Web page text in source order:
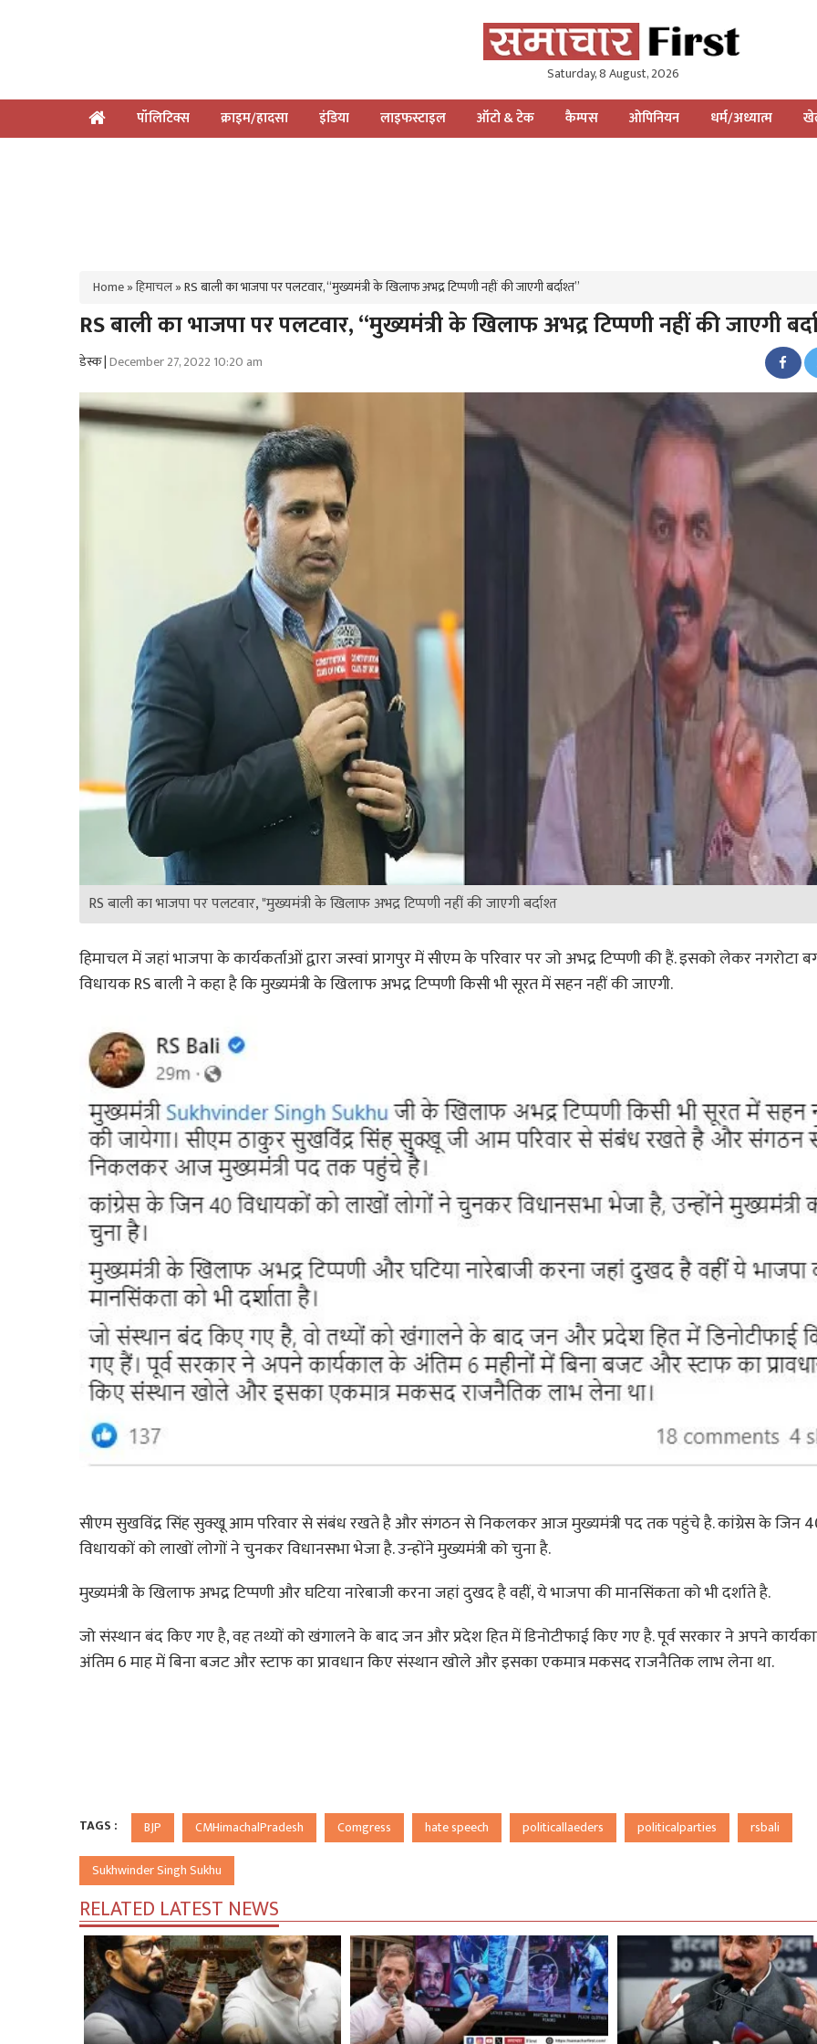
Saturday, 8 August, 2026
पॉलिटिक्स क्राइम/हादसा इंडिया लाइफस्टाइल ऑटो & टेक कैम्पस ओपिनियन धर्म/अध्यात्म
Home»हिमाचल»RS बाली का भाजपा पर पलटवार, “मुख्यमंत्री के खिलाफ अभद्र टिप्पणी नहीं की जाएगी बर्दाश्त”
RS बाली का भाजपा पर पलटवार, “मुख्यमंत्री के खिलाफ अभद्र टिप्पणी नहीं की जाएगी
डेस्क |December 27, 2022 10:20 am
RS बाली का भाजपा पर पलटवार, "मुख्यमंत्री के खिलाफ अभद्र टिप्पणी नहीं की जाएगी बर्दाश्त
हिमाचल में जहां भाजपा के कार्यकर्ताओं द्वारा जस्वां प्रागपुर में सीएम के परिवार पर जो अभद्र टिप्पणी की हैं. इसको लेकर नगरोटा
विधायक RS बाली ने कहा है कि मुख्यमंत्री के खिलाफ अभद्र टिप्पणी किसी भी सूरत में सहन नहीं की जाएगी.
सीएम सुखविंद्र सिंह सुक्खू आम परिवार से संबंध रखते है और संगठन से निकलकर आज मुख्यमंत्री पद तक पहुंचे है. कांग्रेस के जिन
विधायकों को लाखों लोगों ने चुनकर विधानसभा भेजा है. उन्होंने मुख्यमंत्री को चुना है.
मुख्यमंत्री के खिलाफ अभद्र टिप्पणी और घटिया नारेबाजी करना जहां दुखद है वहीं, ये भाजपा की मानसिंकता को भी दर्शाते है.
जो संस्थान बंद किए गए है, वह तथ्यों को खंगालने के बाद जन और प्रदेश हित में डिनोटीफाई किए गए है. पूर्व सरकार ने अपने
अंतिम 6 माह में बिना बजट और स्टाफ का प्रावधान किए संस्थान खोले और इसका एकमात्र मकसद राजनैतिक लाभ लेना था.
TAGS : BJP CMHimachalPradesh Comgress hate speech politicallaeders politicalparties rsbali
Sukhwinder Singh Sukhu
RELATED LATEST NEWS